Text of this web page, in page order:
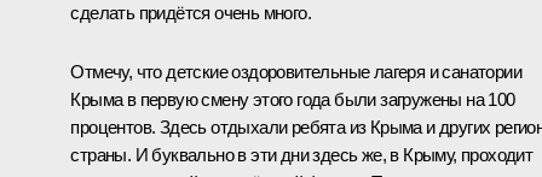
сделать придётся очень много.
Отмечу, что детские оздоровительные лагеря и санатории
Крыма в первую смену этого года были загружены на 100
процентов. Здесь отдыхали ребята из Крыма и других
страны. И буквально в эти дни здесь же, в Крыму, проходит